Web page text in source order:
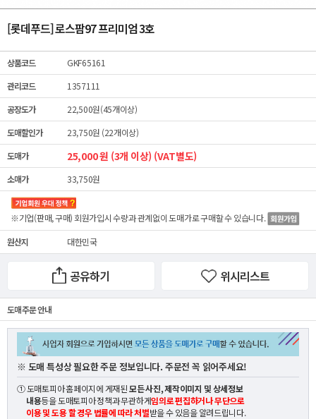
[롯데푸드] 로스팜97 프리미엄 3호
상품코드
GKF65161
관리코드
1357111
공장도가
22,500원(45개이상)
도매할인가
23,750원 (22개이상)
도매가
25,000 원 (3개 이상) (VAT별도)
소매가 33,750원
※기업(판매, 구매) 회원가입시 수량과 관계없이도매가로 구매할 수 있습니다.
원산지 대한민국
공유하기 위시리스트
도매 주문 안내
※ 도매 특성상 필요한 주문 정보입니다. 주문전 꼭 읽어주세요!
① 도매토피아 홈페이지에 게재된모든 사진, 제작이미지 및 상세정보
내용등을 도매토피아 정책과 무관하게임의로 편집하거나 무단으로
이용 및 도용 할 경우 법률에 따라 처벌받을 수 있음을 알려드립니다.